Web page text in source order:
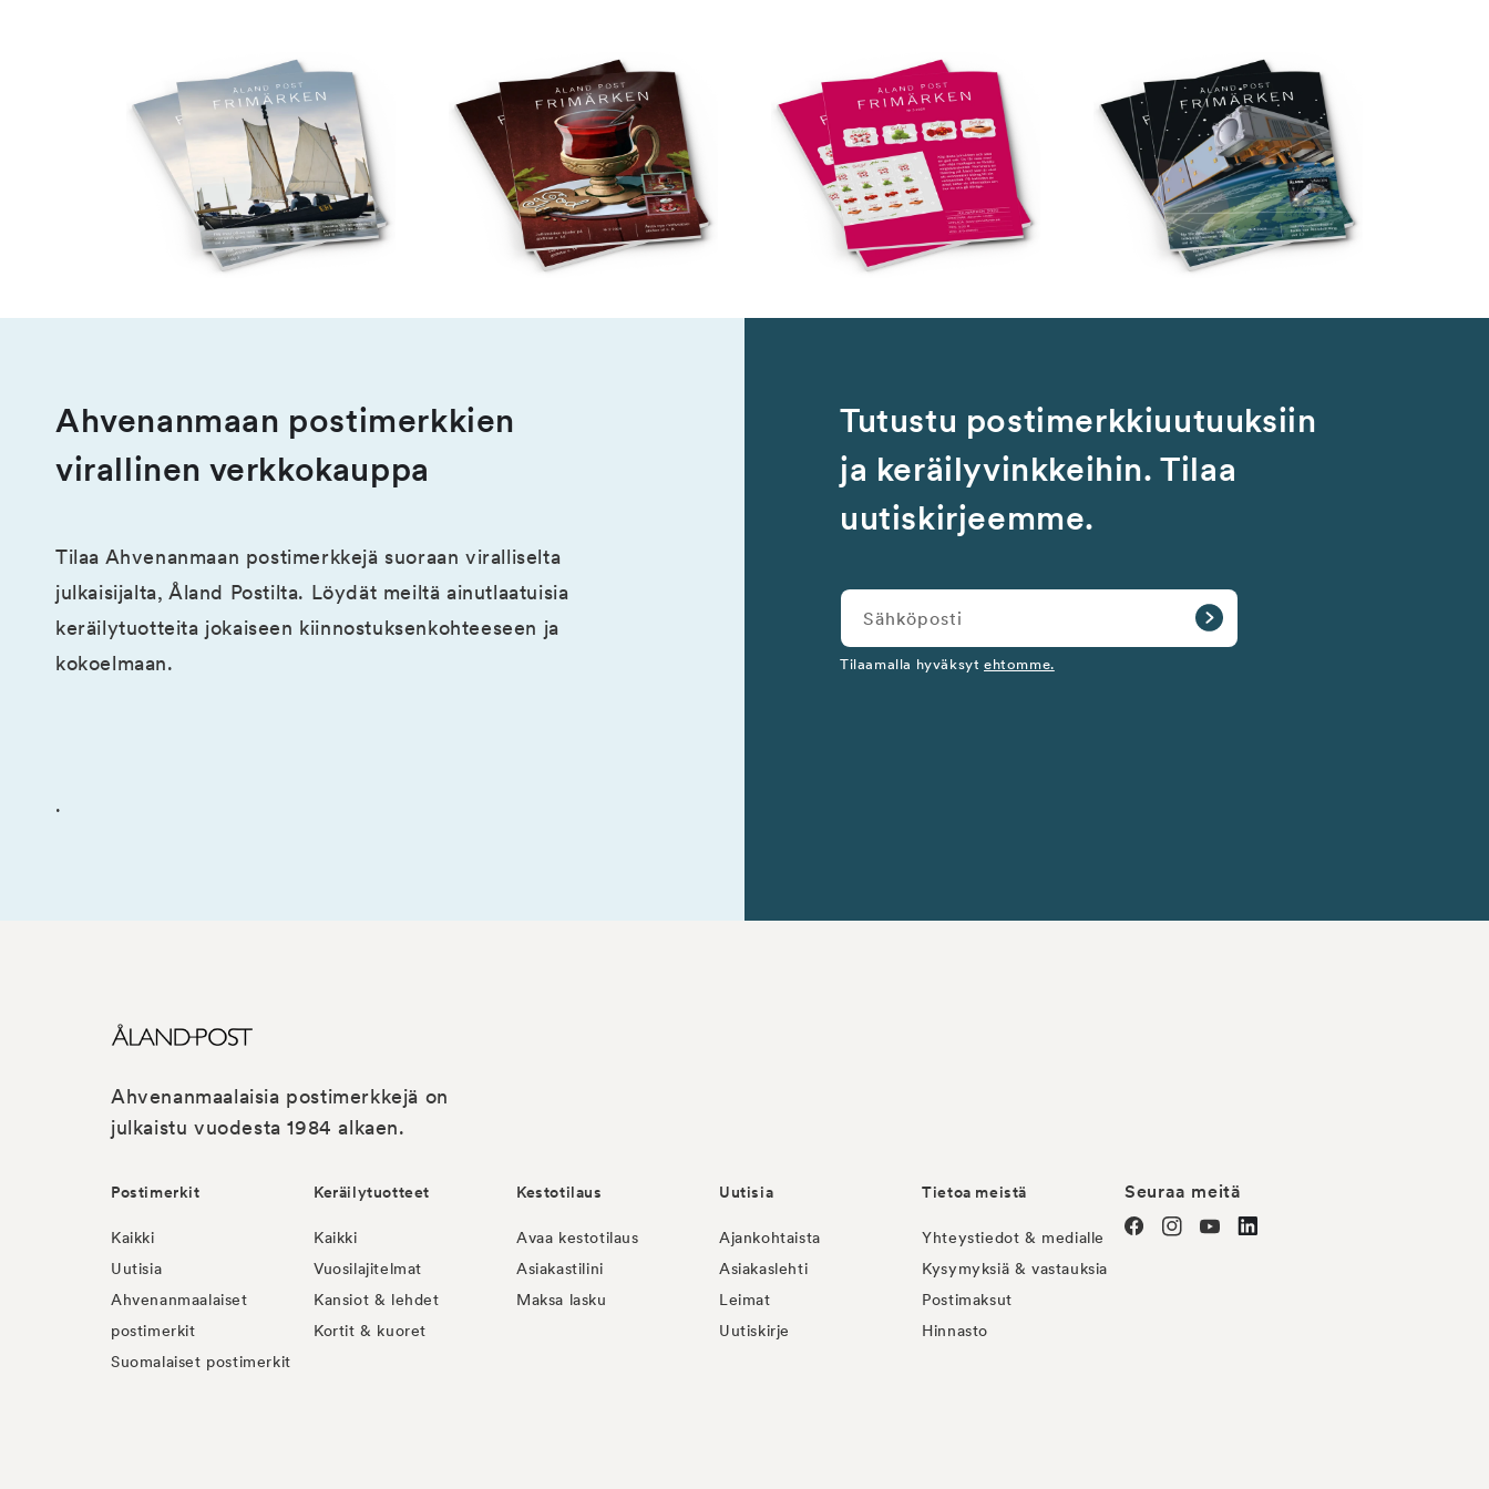
Ahvenanmaan postimerkkien
virallinen verkkokauppa
Tilaa Ahvenanmaan postimerkkejä suoraan viralliselta
julkaisijalta, Åland Postilta. Löydät meiltä ainutlaatuisia
keräilytuotteita jokaiseen kiinnostuksenkohteeseen ja
kokoelmaan.
.
Tutustu postimerkkiuutuuksiin
ja keräilyvinkkeihin. Tilaa
uutiskirjeemme.
Sähköposti
Tilaamalla hyväksyt ehtomme.
Ahvenanmaalaisia postimerkkejä on
julkaistu vuodesta 1984 alkaen.
Postimerkit
Kaikki
Uutisia
Ahvenanmaalaiset
postimerkit
Suomalaiset postimerkit
Keräilytuotteet
Kaikki
Vuosilajitelmat
Kansiot & lehdet
Kortit & kuoret
Kestotilaus
Avaa kestotilaus
Asiakastilini
Maksa lasku
Uutisia
Ajankohtaista
Asiakaslehti
Leimat
Uutiskirje
Tietoa meistä
Yhteystiedot & medialle
Kysymyksiä & vastauksia
Postimaksut
Hinnasto
Seuraa meitä
FacebookInstagramYouTubelinkedin